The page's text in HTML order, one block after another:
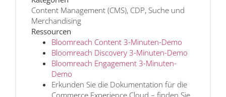
Content Management (CMS), CDP, Suche und
Merchandising
Ressourcen
Bloomreach Content 3-Minuten-Demo
Bloomreach Discovery 3-Minuten-Demo
Bloomreach Engagement 3-Minuten-
Demo
Erkunden Sie die Dokumentation für die